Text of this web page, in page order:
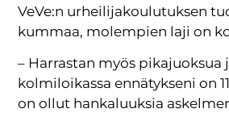
VeVe:n urheilijakoulutuksen
kummaa, molempien laji on
– Harrastan myös pikajuoksua
kolmiloikassa ennätykseni on
on ollut hankaluuksia